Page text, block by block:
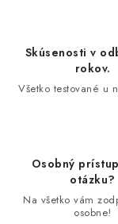
Skúsenosti v
rokov.
Všetko testované u
Osobný
otázku?
Na všetko vám
osobne!